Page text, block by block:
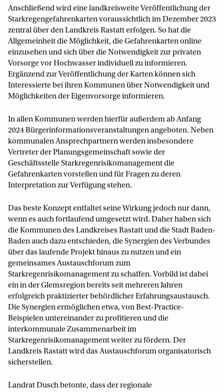
Anschließend wird eine landkreisweite Veröffentlichung der
Starkregengefahrenkarten voraussichtlich im Dezember 2023
zentral über den Landkreis Rastatt erfolgen. So hat die
Allgemeinheit die Möglichkeit, die Gefahrenkarten online
einzusehen und sich über die Notwendigkeit zur privaten
Vorsorge vor Hochwasser individuell zu informieren.
Ergänzend zur Veröffentlichung der Karten können sich
Interessierte bei ihren Kommunen über Notwendigkeit und
Möglichkeiten der Eigenvorsorge informieren.
In allen Kommunen werden hierfür außerdem ab Anfang
2024 Bürgerinformationsveranstaltungen angeboten. Neben
kommunalen Ansprechpartnern werden insbesondere
Vertreter der Planungsgemeinschaft sowie der
Geschäftsstelle Starkregenrisikomanagement die
Gefahrenkarten vorstellen und für Fragen zu deren
Interpretation zur Verfügung stehen.
Das beste Konzept entfaltet seine Wirkung jedoch nur dann,
wenn es auch fortlaufend umgesetzt wird. Daher haben sich
die Kommunen des Landkreises Rastatt und die Stadt Baden-
Baden auch dazu entschieden, die Synergien des Verbundes
über das laufende Projekt hinaus zu nutzen und ein
gemeinsames Austauschforum zum
Starkregenrisikomanagement zu schaffen. Vorbild ist dabei
ein in der Glemsregion bereits seit mehreren Jahren
erfolgreich praktizierter behördlicher Erfahrungsaustausch.
Die Synergien ermöglichen etwa, von Best-Practice-
Beispielen untereinander zu profitieren und die
interkommunale Zusammenarbeit im
Starkregenrisikomanagement weiter zu fördern. Der
Landkreis Rastatt wird das Austauschforum organisatorisch
sicherstellen.
Landrat Dusch betonte, dass der regionale